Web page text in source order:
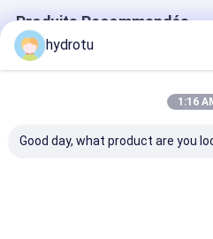
Produits Recommandés
hydrotu
1:16
Good day, what product are you